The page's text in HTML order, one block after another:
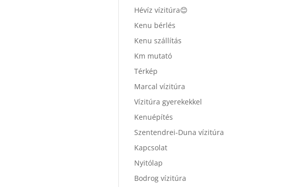
Hévíz vízitúra😊
Kenu bérlés
Kenu szállítás
Km mutató
Térkép
Marcal vízitúra
Vízitúra gyerekekkel
Kenuépítés
Szentendrei-Duna vízitúra
Kapcsolat
Nyitólap
Bodrog vízitúra